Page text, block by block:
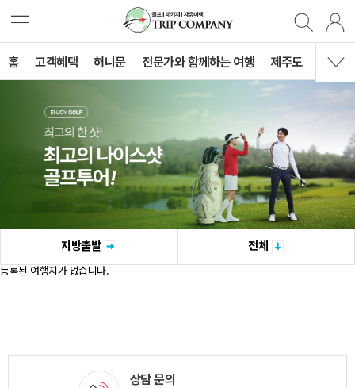
홈 고객혜택 허니문 전문가와 함께하는 여행 제주도 국내
지방출발 전체
등록된 여행지가 없습니다.
상담 문의